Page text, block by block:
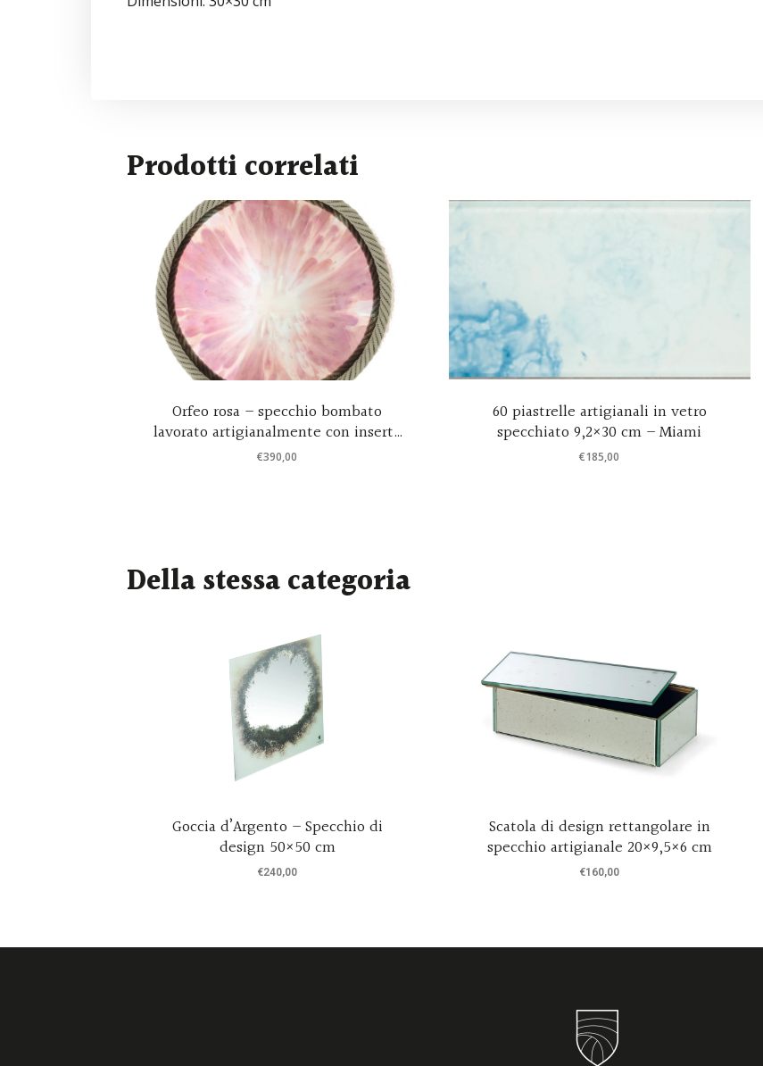
Prodotti correlati
Orfeo rosa – specchio bombato
lavorato artigianalmente con inserto
in corda – design by Cristina
€390,00
60 piastrelle artigianali in vetro
specchiato 9,2×30 cm – Miami
€185,00
Della stessa categoria
Goccia d’Argento – Specchio di
design 50×50 cm
€240,00
Scatola di design rettangolare in
specchio artigianale 20×9,5×6 cm
€160,00